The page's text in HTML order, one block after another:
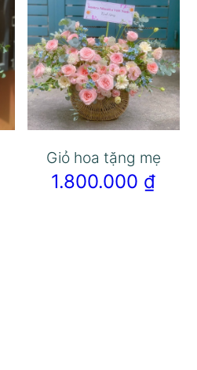
Giỏ hoa tặng mẹ
1.800.000 ₫